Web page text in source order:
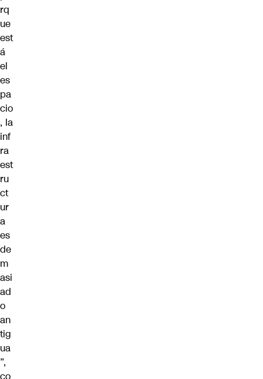
rq
ue
est
á
el
es
pa
cio
, la
inf
ra
est
ru
ct
ur
a
es
de
m
asi
ad
o
an
tig
ua
”,
co